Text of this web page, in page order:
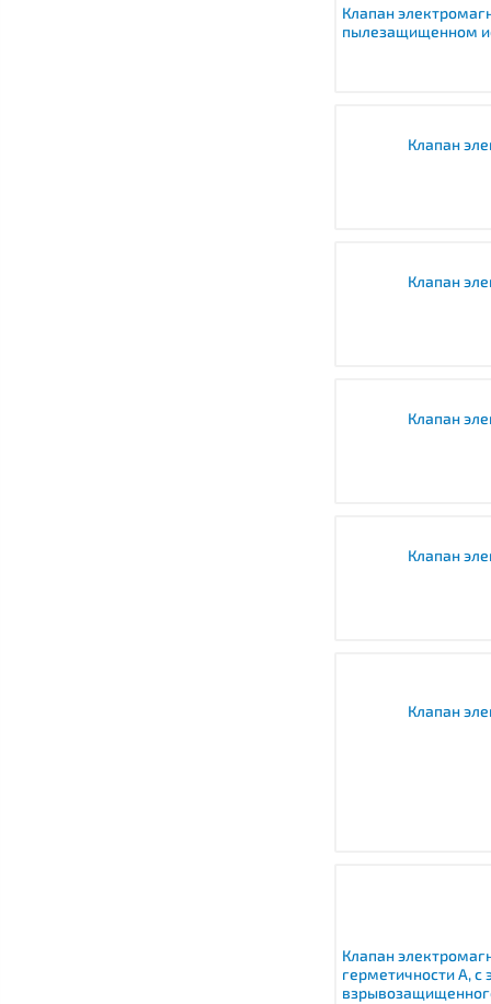
Клапан
пылезащищенном
Клапан
Клапан
Клапан
Клапан
Клапан
Клапан
герметичности A,